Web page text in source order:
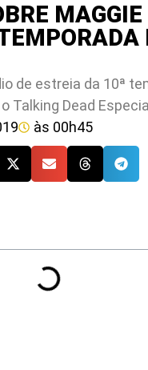
de estreia da 10ª
Talking Dead
às 00h45